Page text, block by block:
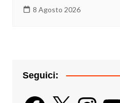
8 Agosto 2026
Seguici:
Facebook
X Instagram